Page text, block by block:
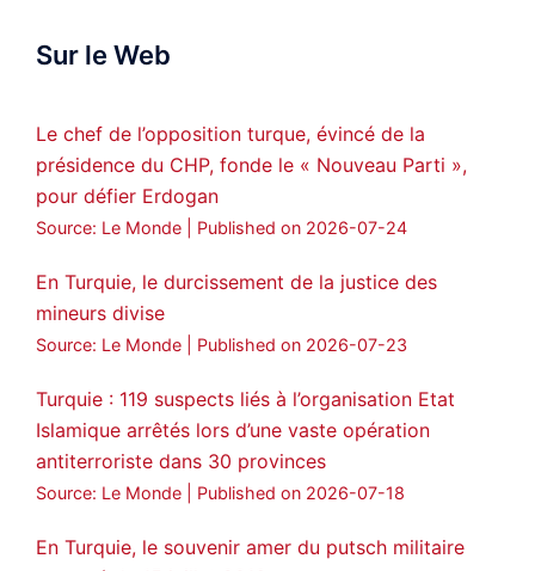
ܟܫܝܪܘܬܐ ܒܘܠܝܬܐ ܚܘܪܐ ܐܒܓܪ
Amitiés kurdes de Bretagne a retweeté
MedyaNews
🔴DEM Party Imrali delegation made a
#AbdullahÖcalan
#ImralıIsland
🔗 https://medyanews.rs/h4lwBwQ
3 2 Twitter
Voir plus...
Sur le Web
Le chef de l’opposition turque, évincé de la
présidence du CHP, fonde le « Nouveau Parti »,
pour défier Erdogan
Source: Le Monde Published on 2026-07-24
En Turquie, le durcissement de la justice des
mineurs divise
Source: Le Monde Published on 2026-07-23
Turquie : 119 suspects liés à l’organisation Etat
Islamique arrêtés lors d’une vaste opération
antiterroriste dans 30 provinces
Source: Le Monde Published on 2026-07-18
En Turquie, le souvenir amer du putsch militaire